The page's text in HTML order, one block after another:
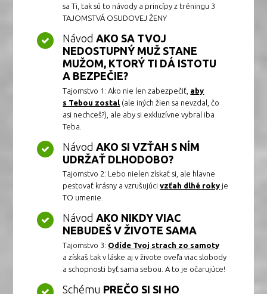
sa Ti, tak sú to návody a princípy z tréningu 3
TAJOMSTVÁ OSUDOVEJ ŽENY
NávodAKO SA TVOJ
NEDOSTUPNÝ MUŽ STANE
MUŽOM, KTORÝ TI DÁ ISTOTU
A BEZPEČIE?
Tajomstvo 1: Ako nie len zabezpečiť, aby
s Tebou zostal (ale iných žien sa nevzdal, čo
asi nechceš?), ale aby si exkluzívne vybral iba
Teba.
Návod AKO SI VZŤAH S NÍM
UDRŽAŤ DLHODOBO?
Tajomstvo 2: Lebo nielen získať si, ale hlavne
pestovať krásny a vzrušujúcivzťah dlhé roky je
TO umenie.
NávodAKO NIKDY VIAC
NEBUDEŠ V ŽIVOTE SAMA
Tajomstvo 3: Odíde Tvoj strach zo samoty
a získaš tak v láske aj v živote oveľa viac slobody
a schopnosti byť sama sebou. A to je očarujúce!
Schému PREČO SI SI HO